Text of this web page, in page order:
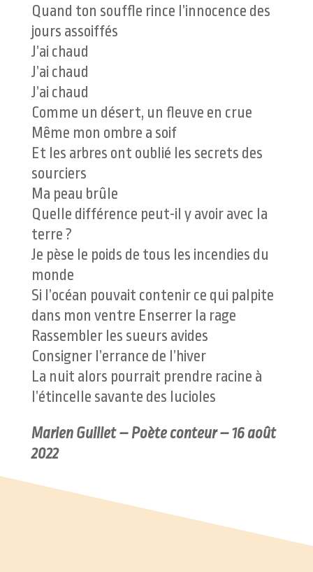
Quand ton souffle rince l’innocence des
jours assoiffés
J’ai chaud
J’ai chaud
J’ai chaud
Comme un désert, un fleuve en crue
Même mon ombre a soif
Et les arbres ont oublié les secrets des
sourciers
Ma peau brûle
Quelle différence peut-il y avoir avec la
terre ?
Je pèse le poids de tous les incendies du
monde
Si l’océan pouvait contenir ce qui palpite
dans mon ventre Enserrer la rage
Rassembler les sueurs avides
Consigner l’errance de l’hiver
La nuit alors pourrait prendre racine à
l’étincelle savante des lucioles
Marien Guillet – Poète conteur – 16 août
2022